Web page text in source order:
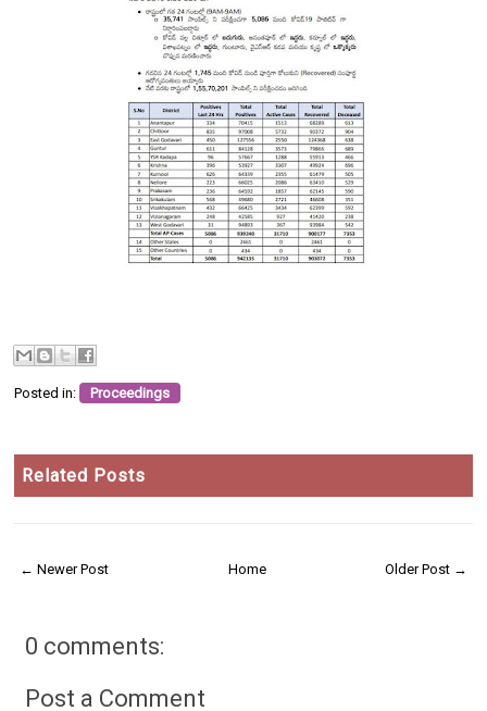
Posted in: Proceedings
Related Posts
← Newer Post Older Post →
Home
0 comments:
Post a Comment